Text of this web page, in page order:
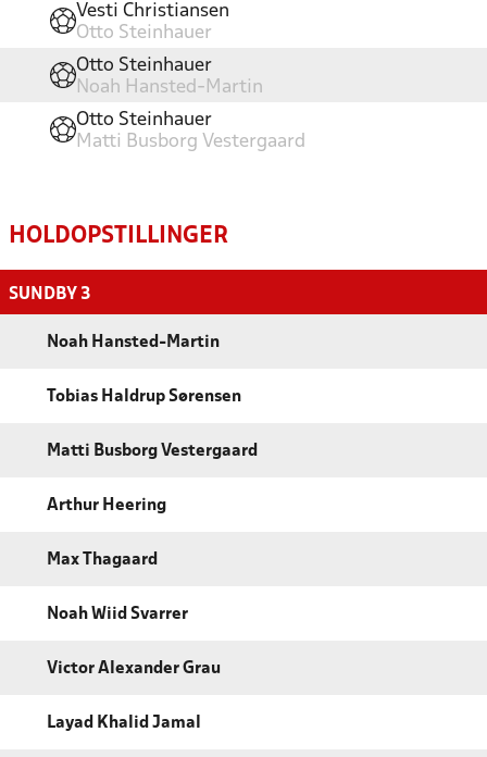
Vesti Christiansen
Otto Steinhauer
Otto Steinhauer
Noah Hansted-Martin
Otto Steinhauer
Matti Busborg Vestergaard
HOLDOPSTILLINGER
SUNDBY 3
Noah Hansted-Martin
Tobias Haldrup Sørensen
Matti Busborg Vestergaard
Arthur Heering
Max Thagaard
Noah Wiid Svarrer
Victor Alexander Grau
Layad Khalid Jamal